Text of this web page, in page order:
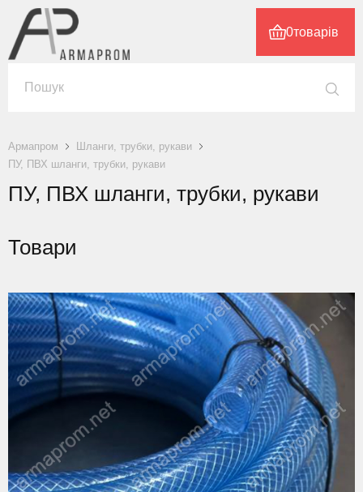
0товарів
Армапром
Шланги, трубки, рукави
ПУ, ПВХ шланги, трубки, рукави
ПУ, ПВХ шланги, трубки, рукави
Товари